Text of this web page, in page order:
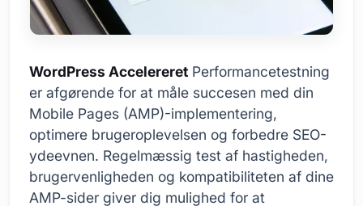
WordPress Accelereret Performancetestning
er afgørende for at måle succesen med din
Mobile Pages (AMP)-implementering,
optimere brugeroplevelsen og forbedre SEO-
ydeevnen. Regelmæssig test af hastigheden,
brugervenligheden og kompatibiliteten af dine
AMP-sider giver dig mulighed for at